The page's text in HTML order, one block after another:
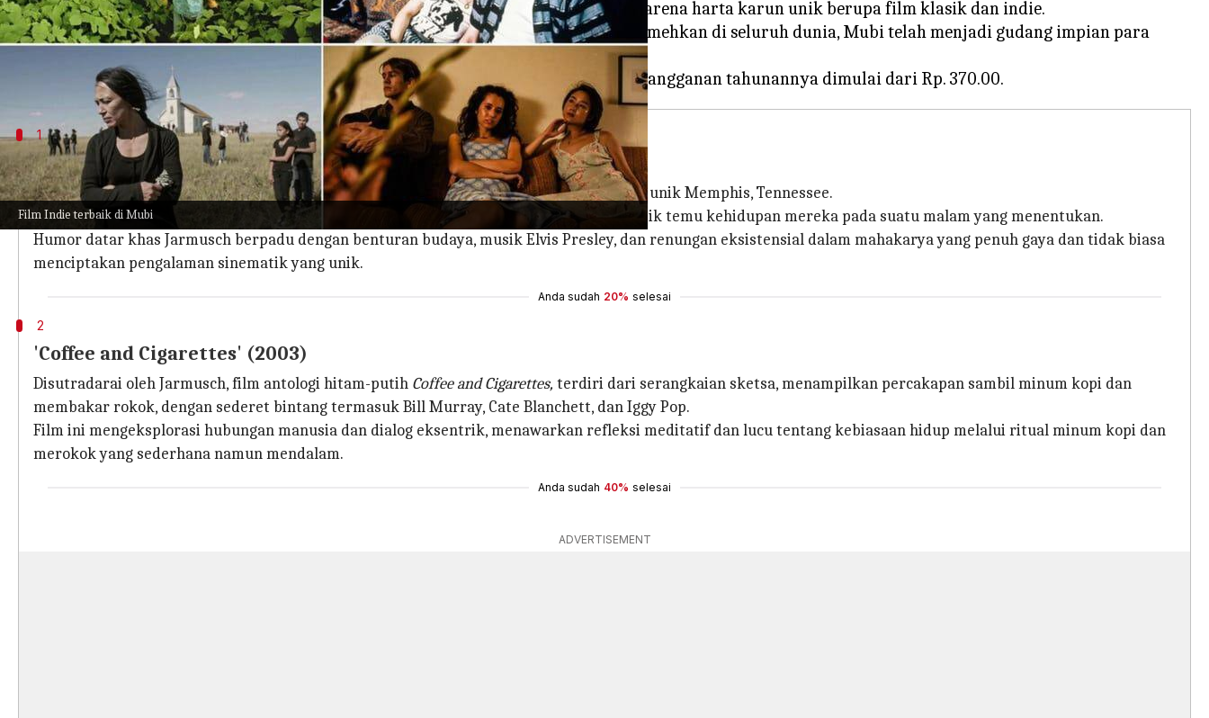
Film Indie terbaik di Mubi
Selama bertahun-tahun, Mubi telah mengumpulkan basis penggemar yang besar karena harta karun unik berupa film klasik dan indie.
Dari entri dan pemenang Oscar hingga beberapa film independen brilian yang diremehkan di seluruh dunia, Mubi telah menjadi gudang impian para
1
'Mystery Train' (1989)
Film drama komedi Jim Jarmusch,Mystery Train merangkai tiga narasi dalam gambaran unik Memphis, Tennessee.
Ketika beragam karakter berkumpul di sebuah hotel kumuh, film ini mengeksplorasi titik temu kehidupan mereka pada suatu malam yang menentukan.
Humor datar khas Jarmusch berpadu dengan benturan budaya, musik Elvis Presley, dan renungan eksistensial dalam mahakarya yang penuh gaya dan tidak biasa
menciptakan pengalaman sinematik yang unik.
Anda sudah 20% selesai
2
'Coffee and Cigarettes' (2003)
Disutradarai oleh Jarmusch, film antologi hitam-putih Coffee and Cigarettes, terdiri dari serangkaian sketsa, menampilkan percakapan sambil minum kopi dan
membakar rokok, dengan sederet bintang termasuk Bill Murray, Cate Blanchett, dan Iggy Pop.
Film ini mengeksplorasi hubungan manusia dan dialog eksentrik, menawarkan refleksi meditatif dan lucu tentang kebiasaan hidup melalui ritual minum kopi dan
merokok yang sederhana namun mendalam.
Anda sudah 40% selesai
ADVERTISEMENT